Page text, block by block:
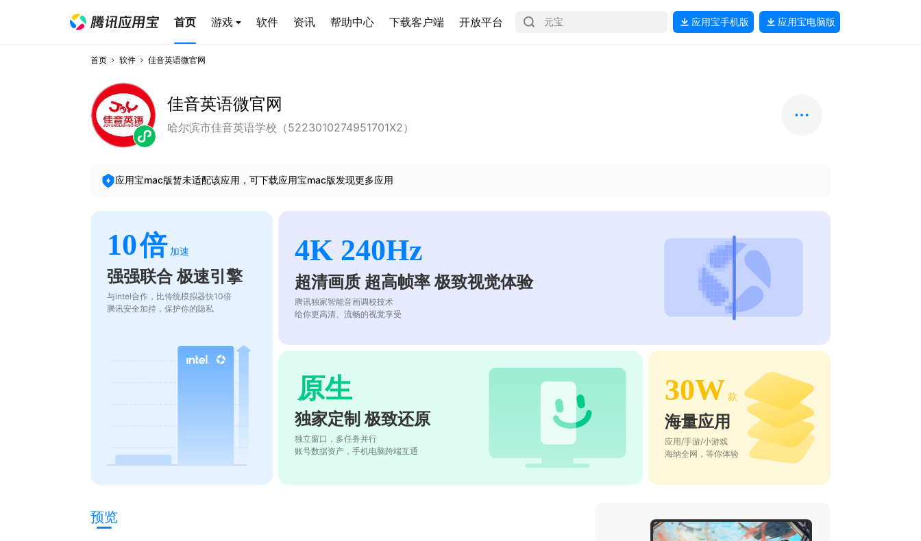
首页 游戏 软件 资讯 帮助中心 下载客户端 开放平台 应用宝手机版 应用宝电脑版
首页 软件 佳音英语微官网
佳音英语微官网
哈尔滨市佳音英语学校（5223010274951701X2）
应用宝mac版暂未适配该应用，可下载应用宝mac版发现更多应用
10倍 加速
强强联合 极速引擎
与intel合作，比传统模拟器快10倍
腾讯安全加持，保护你的隐私
4K 240Hz
超清画质 超高帧率 极致视觉体验
腾讯独家智能音画调校技术
给你更高清、流畅的视觉享受
原生
独家定制 极致还原
独立窗口，多任务并行
账号数据资产，手机电脑跨端互通
30W 款
海量应用
应用/手游/小游戏
海纳全网，等你体验
预览